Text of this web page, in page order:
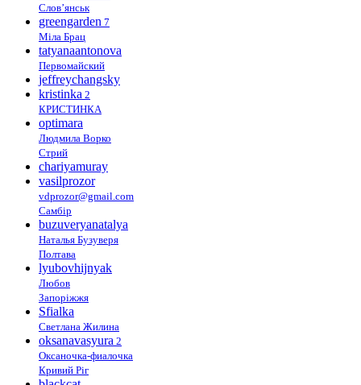
Слов’янськ
greengarden 7
Міла Брац
tatyanaantonova
Первомайский
jeffreychangsky
kristinka 2
КРИСТИНКА
optimara
Людмила Ворко
Стрий
chariyamuray
vasilprozor
vdprozor@gmail.com
Самбір
buzuveryanatalya
Наталья Бузуверя
Полтава
lyubovhijnyak
Любов
Запоріжжя
Sfialka
Светлана Жилина
oksanavasyura 2
Оксаночка-фиалочка
Кривий Ріг